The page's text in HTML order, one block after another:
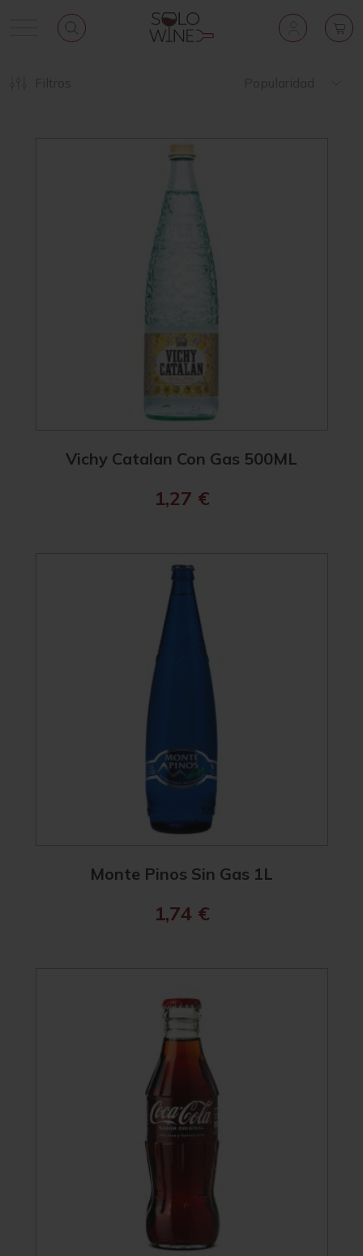
Filtros Popularidad
Vichy Catalan Con Gas 500ML
1,27 €
Monte Pinos Sin Gas 1L
1,74 €